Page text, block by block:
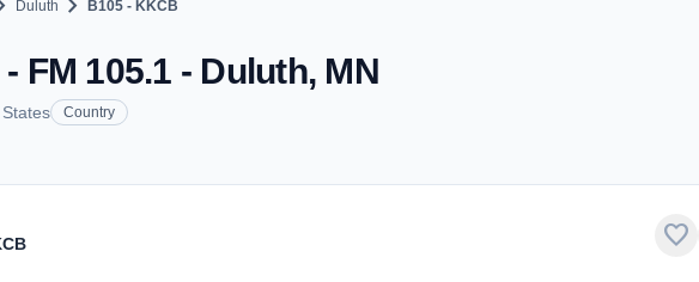
Duluth B105 - KKCB
FM 105.1 - Duluth, MN
Country
favorite